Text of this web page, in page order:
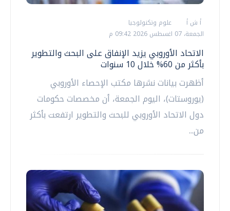
أ ش أ
علوم وتكنولوجيا
الجمعة، 07 اغسطس 2026 09:42 م
الاتحاد الأوروبي يزيد الإنفاق على البحث والتطوير
بأكثر من 60% خلال 10 سنوات
أظهرت بيانات نشرها مكتب الإحصاء الأوروبي
(يوروستات)، اليوم الجمعة، أن مخصصات حكومات
دول الاتحاد الأوروبي للبحث والتطوير ارتفعت بأكثر
من...